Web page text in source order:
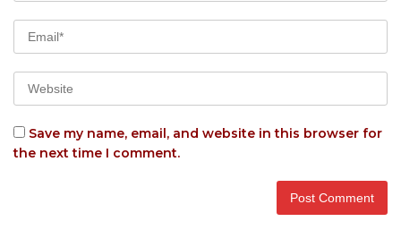
Save my name, email, and website in this browser for
the next time I comment.